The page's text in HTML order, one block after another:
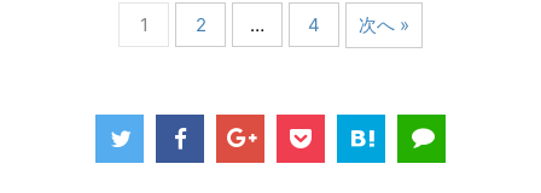
1 2 … 4 次へ »